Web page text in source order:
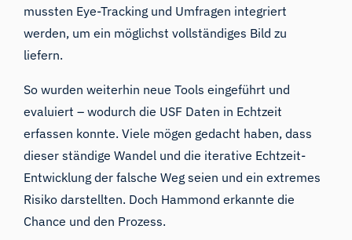
mussten Eye-Tracking und Umfragen integriert
werden, um ein möglichst vollständiges Bild zu
liefern.
So wurden weiterhin neue Tools eingeführt und
evaluiert – wodurch die USF Daten in Echtzeit
erfassen konnte. Viele mögen gedacht haben, dass
dieser ständige Wandel und die iterative Echtzeit-
Entwicklung der falsche Weg seien und ein extremes
Risiko darstellten. Doch Hammond erkannte die
Chance und den Prozess.